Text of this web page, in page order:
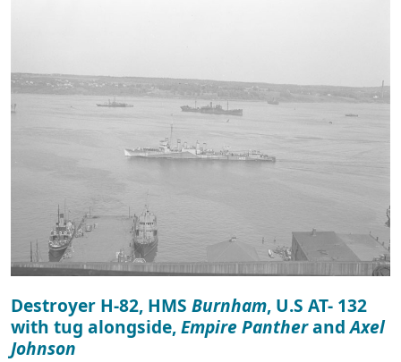
Destroyer H-82, HMS Burnham, U.S AT- 132
with tug alongside,Empire PantherandAxel
Johnson